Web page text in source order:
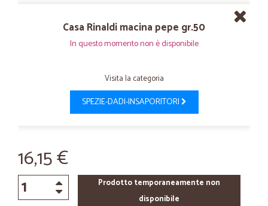
Casa Rinaldi macina pepe gr.50
In questo momento non è disponibile
Visita la categoria
SPEZIE-DADI-INSAPORITORI
16,15 €
Prodotto temporaneamente non
disponibile